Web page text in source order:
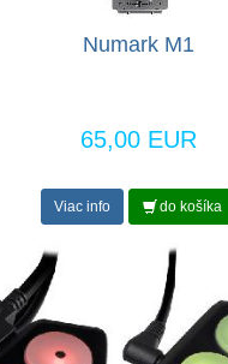
Numark M1
65,00 EUR
Viac info do košíka